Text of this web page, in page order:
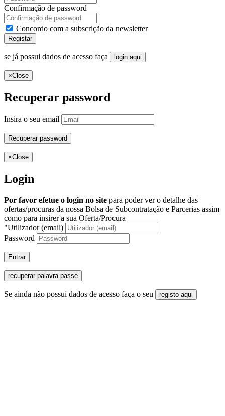
Confirmação de password
Concordo com a subscrição da newsletter
Registar
se já possui dados de acesso faça login aqui
×Close
Recuperar password
Insira o seu email
Recuperar password
×Close
Login
Por favor efetue o login no site para poder ver o detalhe das
ofertas/procuras da nossa Bolsa de Subcontratação e Parcerias assim
como para insirer a sua Oferta/Procura
"Utilizador (email)
Password
Entrar
recuperar palavra passe
Se ainda não possui dados de acesso faça o seu registo aqui